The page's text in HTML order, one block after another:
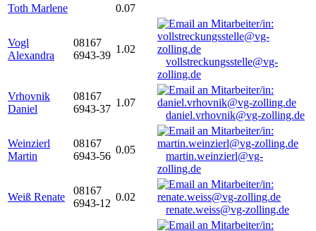
Toth Marlene
0.07
Vogl
Alexandra
08167
6943-39
1.02
vollstreckungsstelle@vg-
zolling.de
Vrhovnik
Daniel
08167
6943-37
1.07
daniel.vrhovnik@vg-zolling.de
Weinzierl
Martin
08167
6943-56
0.05
martin.weinzierl@vg-
zolling.de
Weiß Renate
08167
6943-12
0.02
renate.weiss@vg-zolling.de